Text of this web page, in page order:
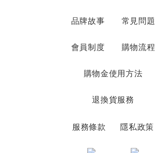
品牌故事 常見問題
會員制度 購物流程
購物金使用方法
退換貨服務
服務條款 隱私政策